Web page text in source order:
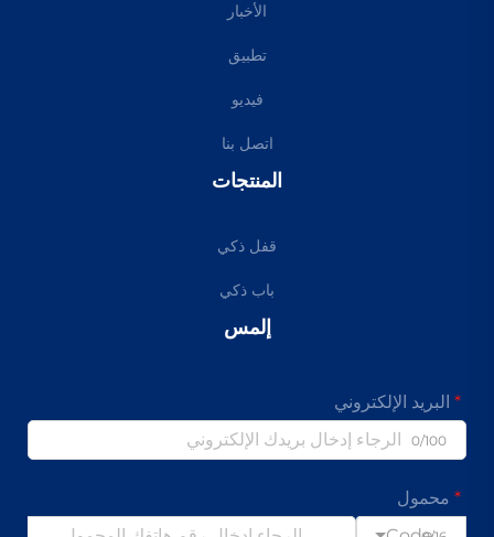
الأخبار
تطبيق
فيديو
اتصل بنا
المنتجات
قفل ذكي
باب ذكي
إلمس
البريد الإلكتروني
0/100
محمول